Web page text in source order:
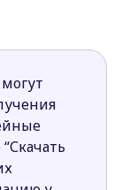
и наполняет
хозяйскую
комнатой,
сад) и